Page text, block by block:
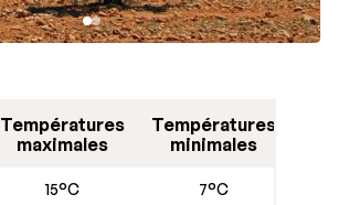
Températures
maximales
Températures
minimales
15°C 7°C